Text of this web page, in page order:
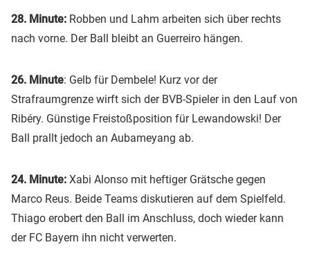
28. Minute: Robben und Lahm arbeiten sich über rechts
nach vorne. Der Ball bleibt an Guerreiro hängen.
26. Minute: Gelb für Dembele! Kurz vor der
Strafraumgrenze wirft sich der BVB-Spieler in den Lauf von
Ribéry. Günstige Freistoßposition für Lewandowski! Der
Ball prallt jedoch an Aubameyang ab.
24. Minute: Xabi Alonso mit heftiger Grätsche gegen
Marco Reus. Beide Teams diskutieren auf dem Spielfeld.
Thiago erobert den Ball im Anschluss, doch wieder kann
der FC Bayern ihn nicht verwerten.